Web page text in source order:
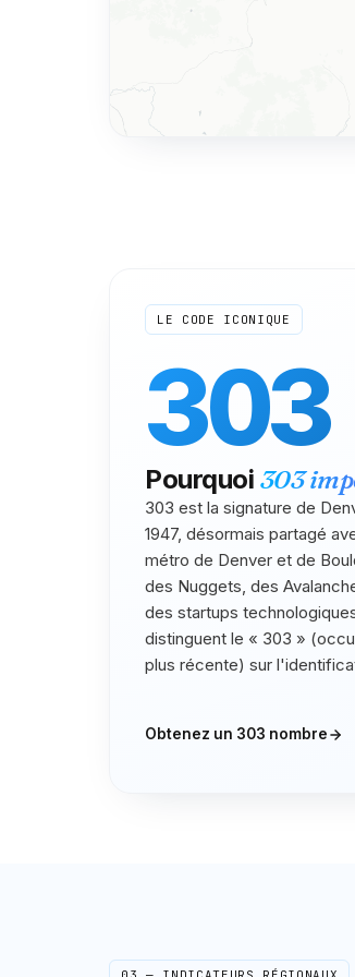
LE CODE ICONIQUE
303
Pourquoi 303
303 est la signature de
1947, désormais partagé
métro de Denver et de
des Nuggets, des
des startups
distinguent le « 303 »
plus récente) sur
Obtenez un 303 nombre